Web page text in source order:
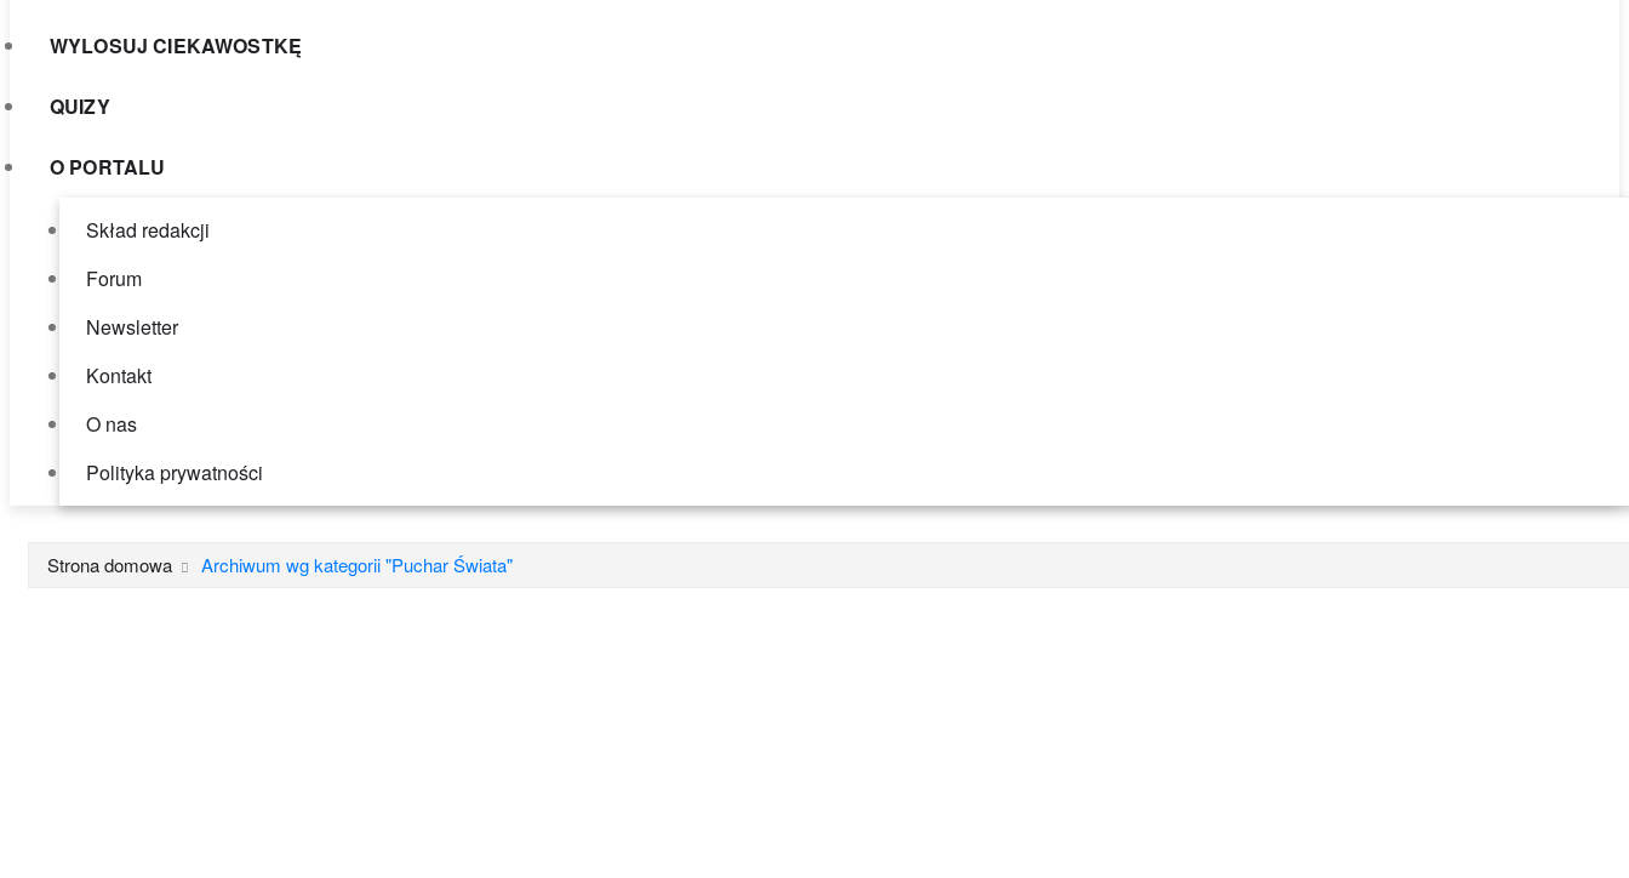
WYLOSUJ CIEKAWOSTKĘ
QUIZY
O PORTALU
Skład redakcji
Forum
Newsletter
Kontakt
O nas
Polityka prywatności
Strona domowa Archiwum wg kategorii "Puchar Świata"